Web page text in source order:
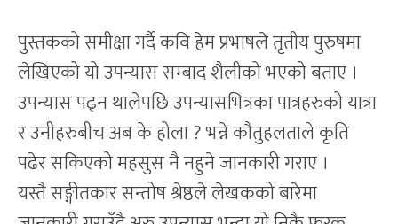
पुस्तकको समीक्षा गर्दै कवि हेम प्रभाषले तृतीय पुरुषमा
लेखिएको यो उपन्यास सम्बाद शैलीको भएको बताए ।
उपन्यास पढ्न थालेपछि उपन्यासभित्रका पात्रहरुको यात्रा
र उनीहरुबीच अब के होला ? भन्ने कौतुहलताले कृति
पढेर सकिएको महसुस नै नहुने जानकारी गराए ।
यस्तै सङ्गीतकार सन्तोष श्रेष्ठले लेखकको बारेमा